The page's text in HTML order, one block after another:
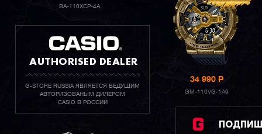
BA-110XCP-4A
AUTHORISED DEALER
G-STORE RUSSIA ЯВЛЯЕТСЯ ВЕДУЩИМ
АВТОРИЗОВАНЫМ ДИЛЕРОМ
CASIO В РОССИИ
34 990P
GM-110VG-1A9